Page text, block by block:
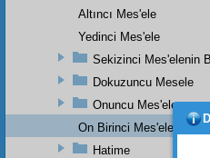
Altıncı Mes'ele
Yedinci Mes'ele
Sekizinci Mes'elenin
Dokuzuncu Mesele
Onuncu Mes'ele
On Birinci Mes'ele
Hatime